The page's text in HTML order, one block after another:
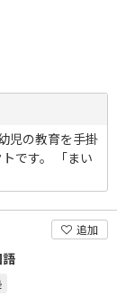
児の教育を手掛
です。 「まい
追加